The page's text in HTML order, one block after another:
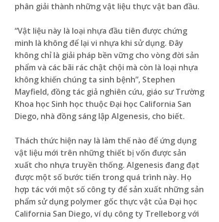
phân giải thành những vật liệu thực vật ban đầu.
“Vật liệu này là loại nhựa đầu tiên được chứng
minh là không để lại vi nhựa khi sử dụng. Đây
không chỉ là giải pháp bền vững cho vòng đời sản
phẩm và các bãi rác chật chội mà còn là loại nhựa
không khiến chúng ta sinh bệnh”, Stephen
Mayfield, đồng tác giả nghiên cứu, giáo sư Trường
Khoa học Sinh học thuộc Đại học California San
Diego, nhà đồng sáng lập Algenesis, cho biết.
Thách thức hiện nay là làm thế nào để ứng dụng
vật liệu mới trên những thiết bị vốn được sản
xuất cho nhựa truyền thống. Algenesis đang đạt
được một số bước tiến trong quá trình này. Họ
hợp tác với một số công ty để sản xuất những sản
phẩm sử dụng polymer gốc thực vật của Đại học
California San Diego, ví dụ công ty Trelleborg với